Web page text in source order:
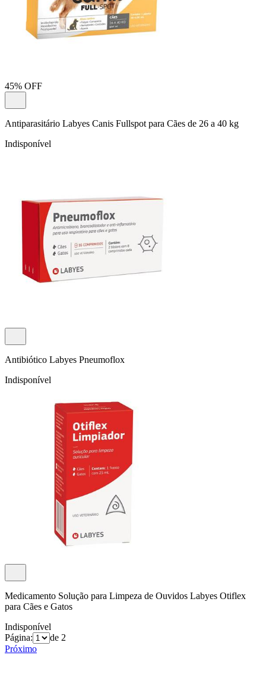
45% OFF
Antiparasitário Labyes Canis Fullspot para Cães de 26 a 40 kg
Indisponível
Antibiótico Labyes Pneumoflox
Indisponível
Medicamento Solução para Limpeza de Ouvidos Labyes Otiflex
para Cães e Gatos
Indisponível
Página:
de 2
Próximo